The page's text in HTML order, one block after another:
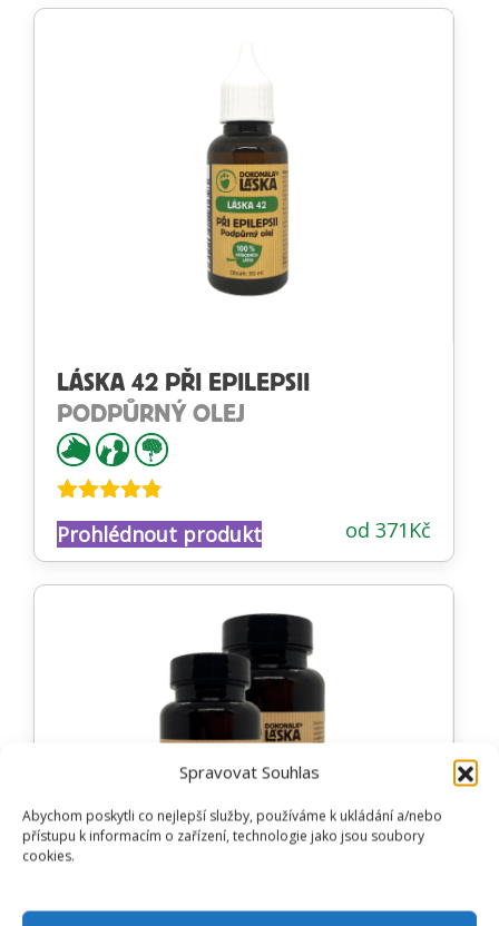
Spravovat Souhlas
Abychom poskytli co nejlepší služby, používáme k ukládání a/nebo
přístupu k informacím o zařízení, technologie jako jsou soubory
cookies.
LÁSKA 42 PŘI EPILEPSII
PODPŮRNÝ OLEJ
Hodnocení
4.74z 5 od 371 Kč
Prohlédnout produkt